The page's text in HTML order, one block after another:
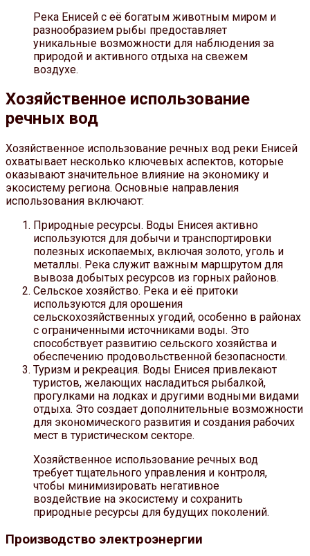
Река Енисей с её богатым животным миром и
разнообразием рыбы предоставляет
уникальные возможности для наблюдения за
природой и активного отдыха на свежем
воздухе.
Хозяйственное использование
речных вод
Хозяйственное использование речных вод реки Енисей
охватывает несколько ключевых аспектов, которые
оказывают значительное влияние на экономику и
экосистему региона. Основные направления
использования включают:
Природные ресурсы. Воды Енисея активно
используются для добычи и транспортировки
полезных ископаемых, включая золото, уголь и
металлы. Река служит важным маршрутом для
вывоза добытых ресурсов из горных районов.
Сельское хозяйство. Река и её притоки
используются для орошения
сельскохозяйственных угодий, особенно в районах
с ограниченными источниками воды. Это
способствует развитию сельского хозяйства и
обеспечению продовольственной безопасности.
Туризм и рекреация. Воды Енисея привлекают
туристов, желающих насладиться рыбалкой,
прогулками на лодках и другими водными видами
отдыха. Это создает дополнительные возможности
для экономического развития и создания рабочих
мест в туристическом секторе.
Хозяйственное использование речных вод
требует тщательного управления и контроля,
чтобы минимизировать негативное
воздействие на экосистему и сохранить
природные ресурсы для будущих поколений.
Производство электроэнергии